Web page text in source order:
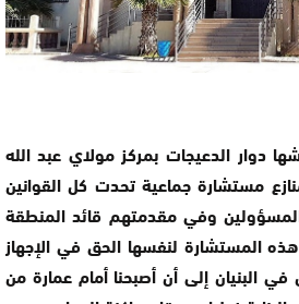
دوار الدعيجات بمركز مولاي عبد الله
مستشارة جماعية تحدت كل القوانين
وفي مقدمتهم قائد المنطقة
المستشارة لنفسها الحق في الإجهاز
البنيان إلى أن أصبحنا أمام عمارة من